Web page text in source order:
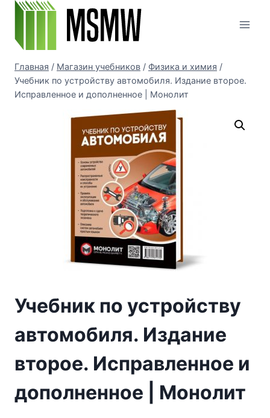
Перейти
содержимому
Главная / Магазин учебников / Физика и химия /
Учебник по устройству автомобиля. Издание второе.
Исправленное и дополненное | Монолит
Учебник по устройству
автомобиля. Издание
второе. Исправленное и
дополненное | Монолит